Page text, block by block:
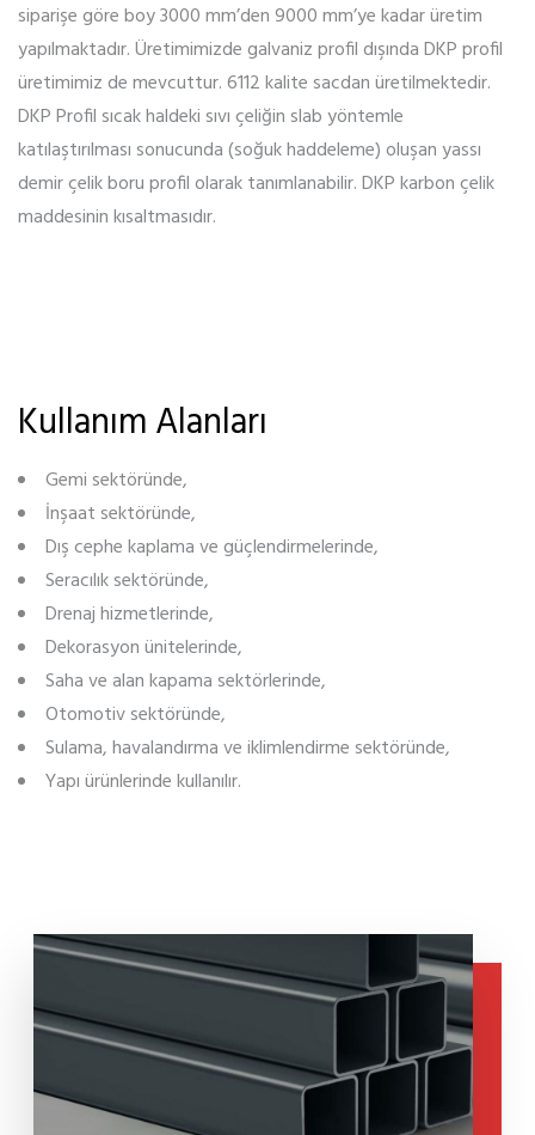
siparişe göre boy 3000 mm’den 9000 mm’ye kadar üretim
yapılmaktadır. Üretimimizde galvaniz profil dışında DKP profil
üretimimiz de mevcuttur. 6112 kalite sacdan üretilmektedir.
DKP Profil sıcak haldeki sıvı çeliğin slab yöntemle
katılaştırılması sonucunda (soğuk haddeleme) oluşan yassı
demir çelik boru profil olarak tanımlanabilir. DKP karbon çelik
maddesinin kısaltmasıdır.
Kullanım Alanları
Gemi sektöründe,
İnşaat sektöründe,
Dış cephe kaplama ve güçlendirmelerinde,
Seracılık sektöründe,
Drenaj hizmetlerinde,
Dekorasyon ünitelerinde,
Saha ve alan kapama sektörlerinde,
Otomotiv sektöründe,
Sulama, havalandırma ve iklimlendirme sektöründe,
Yapı ürünlerinde kullanılır.